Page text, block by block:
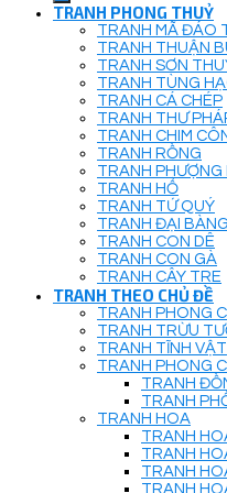
TRANH PHONG THUỶ
TRANH MÃ ĐÁO
TRANH THUẬN
TRANH SƠN
TRANH TÙNG
TRANH CÁ CHÉP
TRANH THƯ
TRANH CHIM
TRANH RỒNG
TRANH PHƯỢNG
TRANH HỔ
TRANH TỨ QUÝ
TRANH ĐẠI BÀNG
TRANH CON DÊ
TRANH CON GÀ
TRANH CÂY TRE
TRANH THEO CHỦ ĐỀ
TRANH PHONG
TRANH TRỪU
TRANH TĨNH VẬT
TRANH PHONG
TRANH
TRANH
TRANH HOA
TRANH
TRANH
TRANH
TRANH